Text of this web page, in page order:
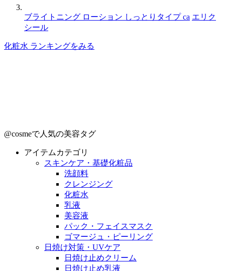
ブライトニング ローション しっとりタイプ ca エリク
シール
化粧水 ランキングをみる
@cosmeで人気の美容タグ
アイテムカテゴリ
スキンケア・基礎化粧品
洗顔料
クレンジング
化粧水
乳液
美容液
パック・フェイスマスク
ゴマージュ・ピーリング
日焼け対策・UVケア
日焼け止めクリーム
日焼け止め乳液